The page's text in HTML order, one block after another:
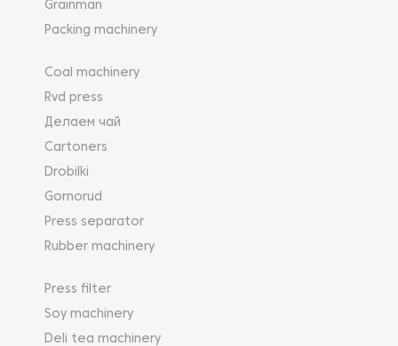
Grainman
Packing machinery
Coal machinery
Rvd press
Делаем чай
Cartoners
Drobilki
Gornorud
Press separator
Rubber machinery
Press filter
Soy machinery
Deli tea machinery